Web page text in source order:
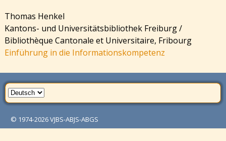
Thomas Henkel
Kantons- und Universitätsbibliothek Freiburg /
Bibliothèque Cantonale et Universitaire, Fribourg
Einführung in die Informationskompetenz
© 1974-2026VJBS-ABJS-ABGS